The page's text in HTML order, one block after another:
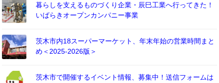
暮らしを支えるものづくり企業・辰巳工業へ行ってきた！
いばらきオープンカンパニー事業
茨木市内18スーパーマーケット、年末年始の営業時間まと
め＜2025-2026版＞
茨木市で開催するイベント情報、募集中！送信フォームは